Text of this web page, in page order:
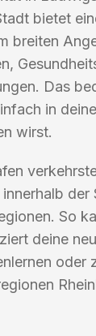
bietet
breiten
Das
in
wirst.
der
So
deine
oder